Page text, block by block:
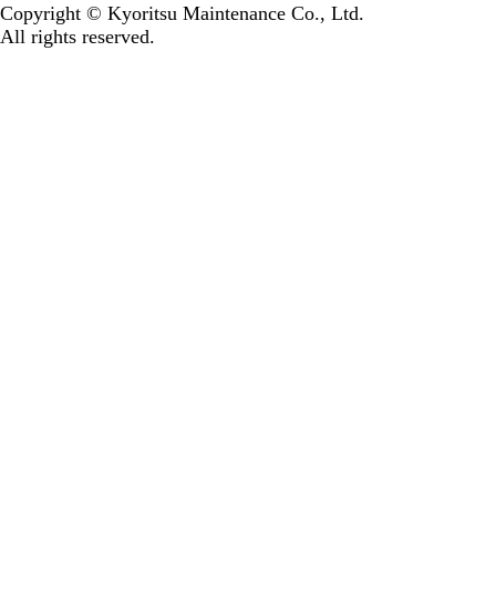
Copyright © Kyoritsu Maintenance Co., Ltd.
All rights reserved.